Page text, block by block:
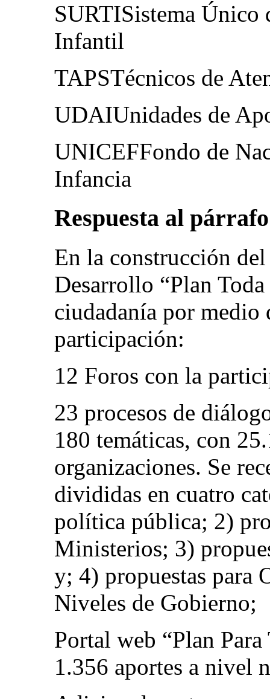
SURTISistema Único
Infantil
TAPSTécnicos de
UDAIUnidades de
UNICEFFondo de
Infancia
Respuesta al
En la construcción
Desarrollo “Plan
ciudadanía por medio
participación:
12 Foros con la
23 procesos de
180 temáticas, con
organizaciones. Se
divididas en cuatro
política pública; 2)
Ministerios; 3)
y; 4) propuestas para
Niveles de Gobierno;
Portal web “Plan
1.356 aportes a nivel